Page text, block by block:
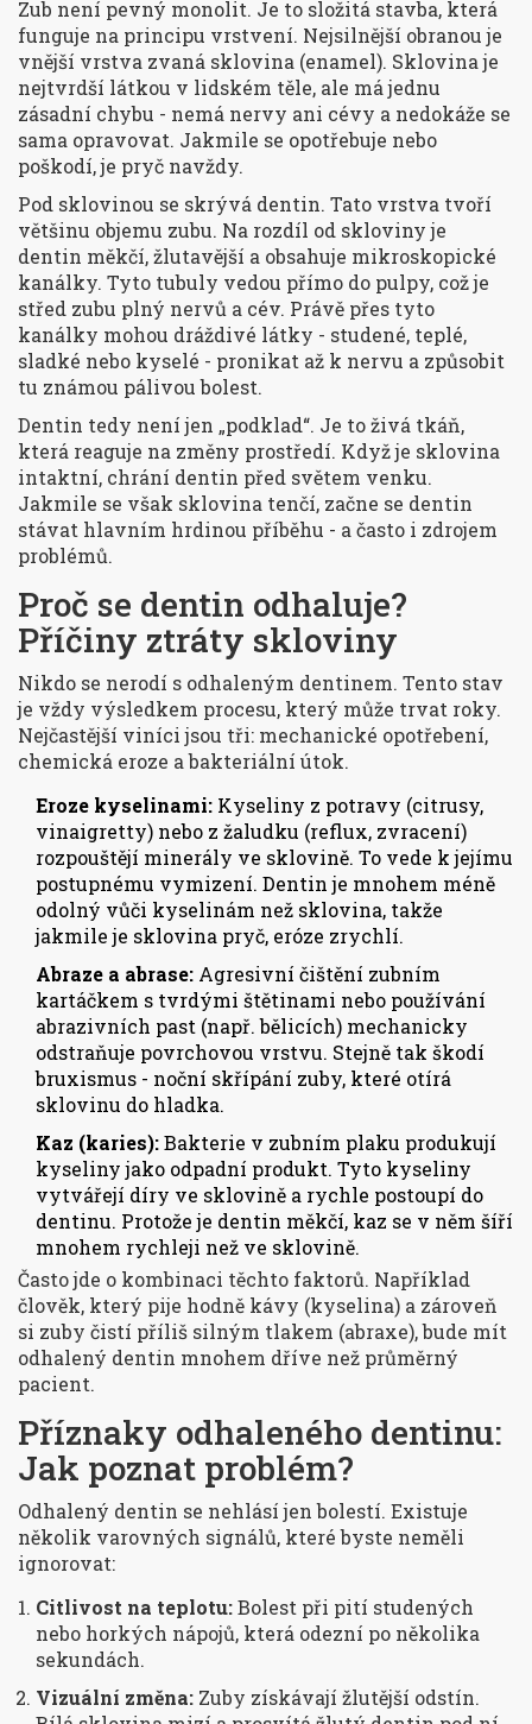
Zub není pevný monolit. Je to složitá stavba, která
funguje na principu vrstvení. Nejsilnější obranou je
vnější vrstva zvaná sklovina (enamel). Sklovina je
nejtvrdší látkou v lidském těle, ale má jednu
zásadní chybu - nemá nervy ani cévy a nedokáže se
sama opravovat. Jakmile se opotřebuje nebo
poškodí, je pryč navždy.
Pod sklovinou se skrývá dentin. Tato vrstva tvoří
většinu objemu zubu. Na rozdíl od skloviny je
dentin měkčí, žlutavější a obsahuje mikroskopické
kanálky. Tyto tubuly vedou přímo do pulpy, což je
střed zubu plný nervů a cév. Právě přes tyto
kanálky mohou dráždivé látky - studené, teplé,
sladké nebo kyselé - pronikat až k nervu a způsobit
tu známou pálivou bolest.
Dentin tedy není jen „podklad“. Je to živá tkáň,
která reaguje na změny prostředí. Když je sklovina
intaktní, chrání dentin před světem venku.
Jakmile se však sklovina tenčí, začne se dentin
stávat hlavním hrdinou příběhu - a často i zdrojem
problémů.
Proč se dentin odhaluje?
Příčiny ztráty skloviny
Nikdo se nerodí s odhaleným dentinem. Tento stav
je vždy výsledkem procesu, který může trvat roky.
Nejčastější viníci jsou tři: mechanické opotřebení,
chemická eroze a bakteriální útok.
Eroze kyselinami: Kyseliny z potravy (citrusy,
vinaigretty) nebo z žaludku (reflux, zvracení)
rozpouštějí minerály ve sklovině. To vede k jejímu
postupnému vymizení. Dentin je mnohem méně
odolný vůči kyselinám než sklovina, takže
jakmile je sklovina pryč, eróze zrychlí.
Abraze a abrase: Agresivní čištění zubním
kartáčkem s tvrdými štětinami nebo používání
abrazivních past (např. bělicích) mechanicky
odstraňuje povrchovou vrstvu. Stejně tak škodí
bruxismus - noční skřípání zuby, které otírá
sklovinu do hladka.
Kaz (karies):Bakterie v zubním plaku produkují
kyseliny jako odpadní produkt. Tyto kyseliny
vytvářejí díry ve sklovině a rychle postoupí do
dentinu. Protože je dentin měkčí, kaz se v něm šíří
mnohem rychleji než ve sklovině.
Často jde o kombinaci těchto faktorů. Například
člověk, který pije hodně kávy (kyselina) a zároveň
si zuby čistí příliš silným tlakem (abraxe), bude mít
odhalený dentin mnohem dříve než průměrný
pacient.
Příznaky odhaleného dentinu:
Jak poznat problém?
Odhalený dentin se nehlásí jen bolestí. Existuje
několik varovných signálů, které byste neměli
ignorovat:
Citlivost na teplotu:Bolest při pití studených
nebo horkých nápojů, která odezní po několika
sekundách.
Vizuální změna: Zuby získávají žlutější odstín.